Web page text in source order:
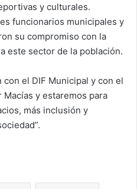
y culturales.
funcionarios municipales y
su compromiso con la
este sector de la población.
con el DIF Municipal y con el
y estaremos para
más inclusión y